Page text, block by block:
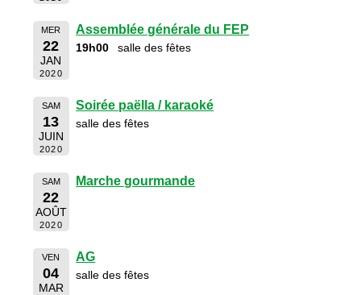
MER
22
JAN
2020
Assemblée générale du FEP
19h00 salle des fêtes
SAM
13
JUIN
2020
Soirée paëlla / karaoké
salle des fêtes
SAM
22
AOÛT
2020
Marche gourmande
VEN
04
MAR
AG
salle des fêtes